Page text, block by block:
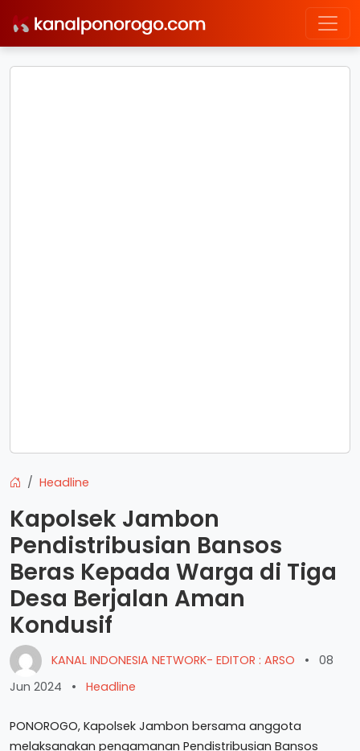
Headline
Kapolsek Jambon
Pendistribusian Bansos
Beras Kepada Warga di Tiga
Desa Berjalan Aman
Kondusif
KANAL INDONESIA NETWORK- EDITOR : ARSO •
08
Jun 2024
• Headline
PONOROGO, Kapolsek Jambon bersama anggota
melaksanakan pengamanan Pendistribusian Bansos